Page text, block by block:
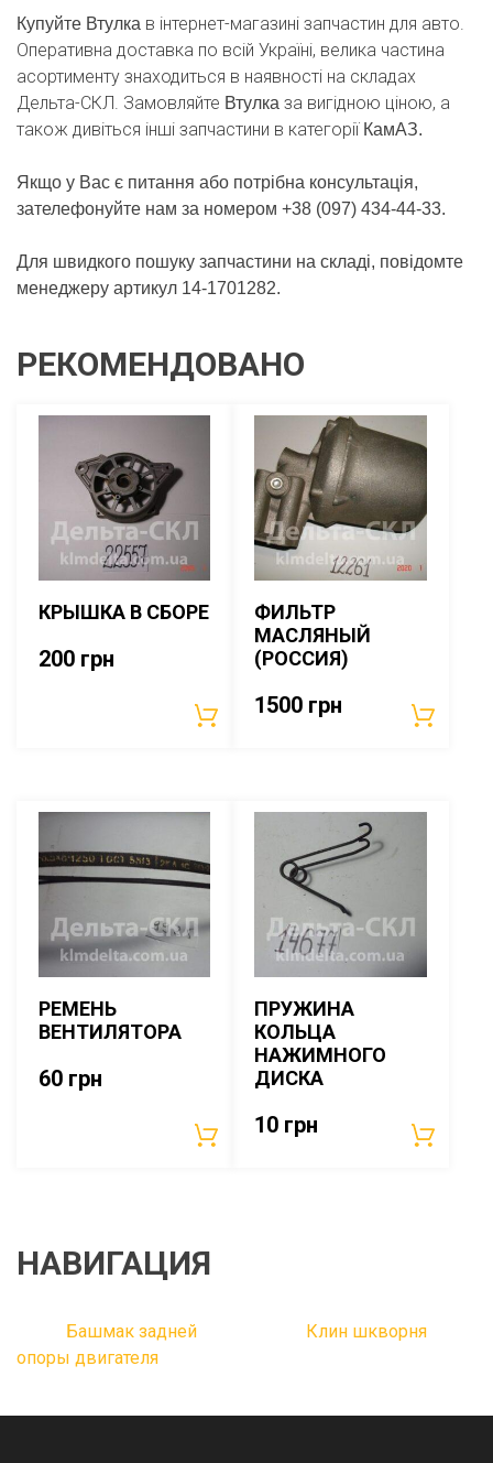
Купуйте Втулка в інтернет-магазині запчастин для авто.
Оперативна доставка по всій Україні, велика частина
асортименту знаходиться в наявності на складах
Дельта-СКЛ. Замовляйте Втулка за вигідною ціною, а
також дивіться інші запчастини в категоріїКамАЗ.
Якщо у Вас є питання або потрібна консультація,
зателефонуйте нам за номером +38 (097) 434-44-33.
Для швидкого пошуку запчастини на складі, повідомте
менеджеру артикул 14-1701282.
РЕКОМЕНДОВАНО
КРЫШКА В СБОРЕ
200 грн
ФИЛЬТР
МАСЛЯНЫЙ
(РОССИЯ)
1500 грн
РЕМЕНЬ
ВЕНТИЛЯТОРА
60 грн
ПРУЖИНА
КОЛЬЦА
НАЖИМНОГО
ДИСКА
10 грн
НАВИГАЦИЯ
Башмак задней
опоры двигателя
Клин шкворня